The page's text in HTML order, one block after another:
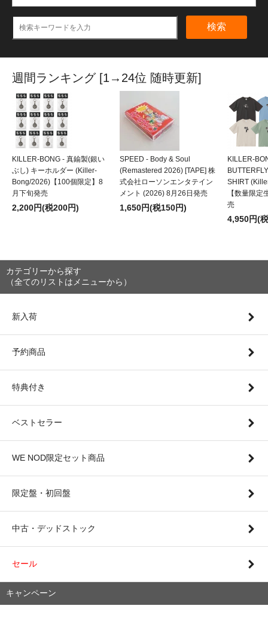
検索
週間ランキング [1→24位 随時更新]
KILLER-BONG - 真鍮製(銀い
ぶし) キーホルダー (Killer-
Bong/2026)【100個限定】8
月下旬発売
2,200円(税200円)
SPEED - Body & Soul
(Remastered 2026) [TAPE] 株
式会社ローソンエンタテイン
メント (2026) 8月26日発売
1,650円(税150円)
KILLER-
SHIRT
【数量限定
売
4,950円(
カテゴリーから探す
（全てのリストはメニューから）
新入荷
予約商品
特典付き
ベストセラー
WE NOD限定セット商品
限定盤・初回盤
中古・デッドストック
セール
キャンペーン